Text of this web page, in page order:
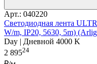
Арт.: 040220
Светодиодная лента
W/m, IP20, 5630, 5m)
Day | Дневной 4000 K
2 89524